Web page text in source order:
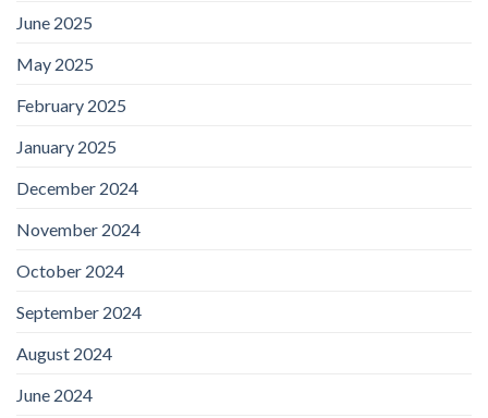
June 2025
May 2025
February 2025
January 2025
December 2024
November 2024
October 2024
September 2024
August 2024
June 2024